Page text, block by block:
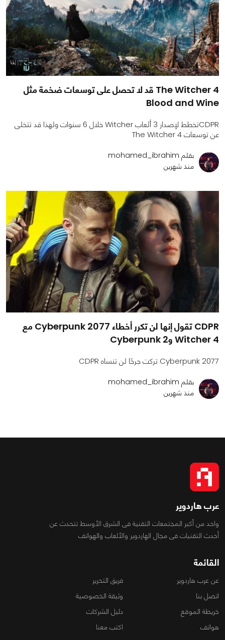
The Witcher 4 قد لا تحصل على توسعات ضخمة مثل
Blood and Wine
CDPRتخطط لإصدار 3 ألعاب Witcher خلال 6 سنوات ولهذا قد تتخلى
عن توسعات The Witcher 4
بقلم mohamed_ibrahim
منذ شهرين
CDPR تقول إنها لن تكرر أخطاء Cyberpunk 2077 مع
Witcher 4 وCyberpunk 2
Cyberpunk 2077 تركت جرحًا لن تنساه CDPR
بقلم mohamed_ibrahim
منذ شهرين
عرب هاردوير
واحد من أكبر المجتمعات التقنية فى الشرق الأوسط تتحدث عن
أحدث التقنيات فى مجال الهاردوير والألعاب والهواتف
القائمة
عن عرب هاردوير
فريق التحرير
اتصل بنا
وثيقة الخصوصية
خريطة الموقع
دليل الشركات
هواتف
اكتب معنا